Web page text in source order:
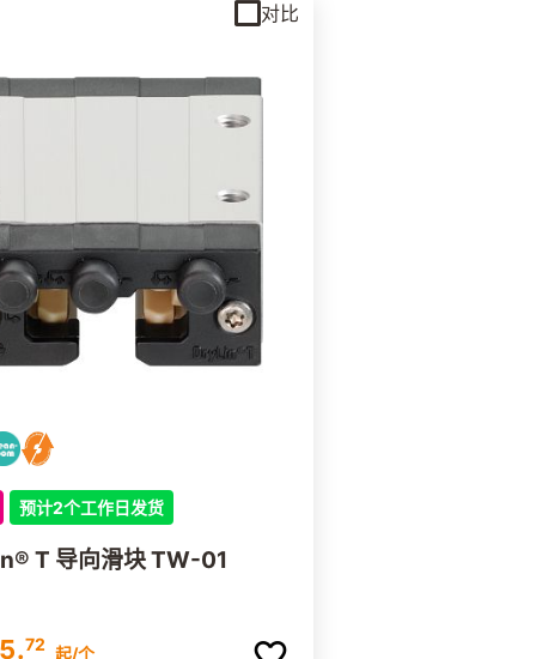
• MSR-LE
预计2个工作日发货
T 导向滑块 TW-01
72 起/个
对比